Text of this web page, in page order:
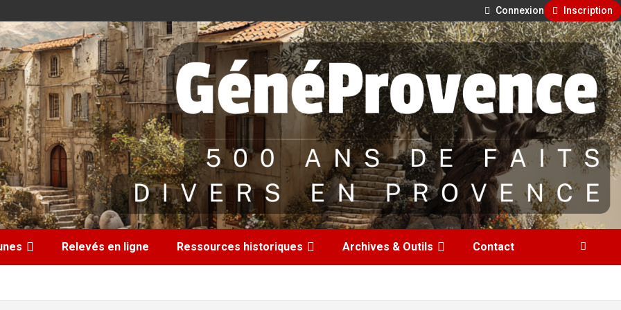
Connexion Inscription
Relevés en ligne Ressources historiques Archives & Outils Contact